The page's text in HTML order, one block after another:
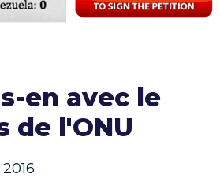
en avec le
de l'ONU